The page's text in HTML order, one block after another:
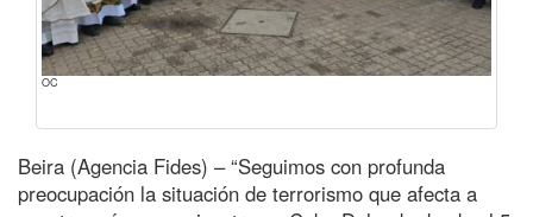
OC
Beira (Agencia Fides) – “Seguimos con profunda
preocupación la situación de terrorismo que afecta a